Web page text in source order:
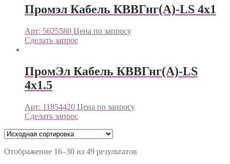
Промэл Кабель КВВГнг(А)-LS 4х1
Арт: 5625580 Цена по запросу
Сделать запрос
ПромЭл Кабель КВВГнг(А)-LS
4х1.5
Арт: 11854420 Цена по запросу
Сделать запрос
Отображение 16–30 из 49 результатов